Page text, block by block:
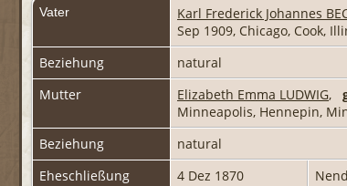
Vater Karl Frederick Johannes
Sep 1909, Chicago, Cook,
Beziehung
natural
Mutter
Elizabeth Emma LUDWIG,
Minneapolis, Hennepin,
Beziehung
natural
Eheschließung
4 Dez 1870